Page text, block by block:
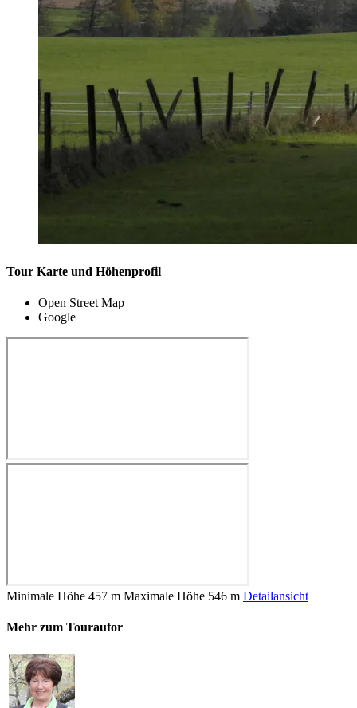
Tour Karte und Höhenprofil
Open Street Map
Google
Minimale Höhe 457 m Maximale Höhe 546 m Detailansicht
Mehr zum Tourautor